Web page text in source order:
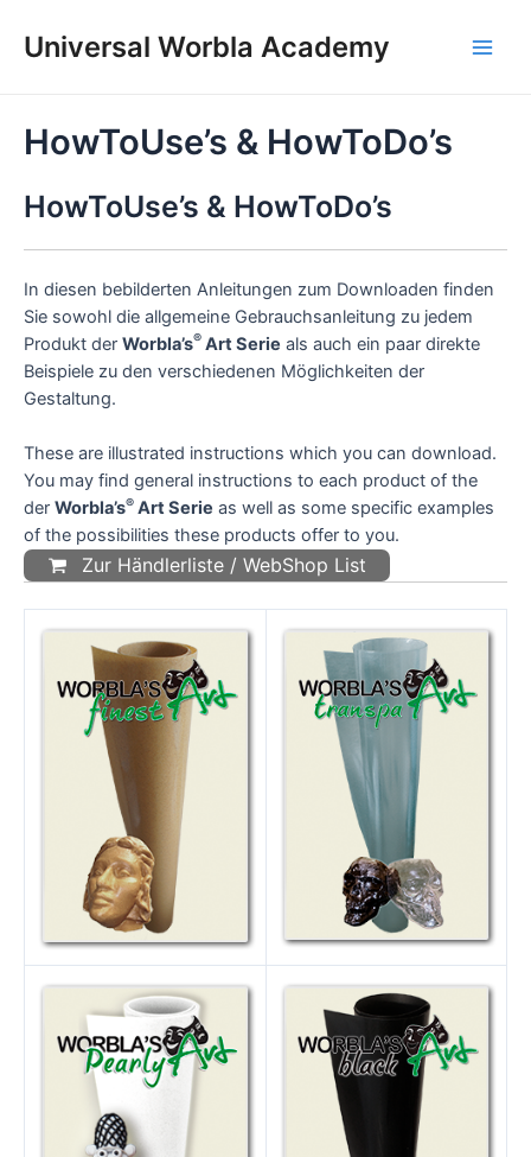
Universal Worbla Academy
HowToUse’s & HowToDo’s
HowToUse’s & HowToDo’s
In diesen bebilderten Anleitungen zum Downloaden finden
Sie sowohl die allgemeine Gebrauchsanleitung zu jedem
Produkt der Worbla’s® Art Serie als auch ein paar direkte
Beispiele zu den verschiedenen Möglichkeiten der
Gestaltung.
These are illustrated instructions which you can download.
You may find general instructions to each product of the
der Worbla’s® Art Serie as well as some specific examples
of the possibilities these products offer to you.
Zur Händlerliste / WebShop List